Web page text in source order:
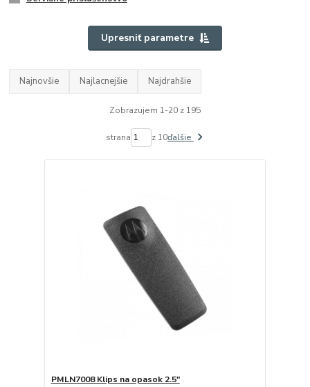
Upresniť parametre
Najnovšie Najlacnejšie Najdrahšie
Zobrazujem 1-20 z 195
strana z 10ďalšie
PMLN7008 Klips na opasok 2.5"